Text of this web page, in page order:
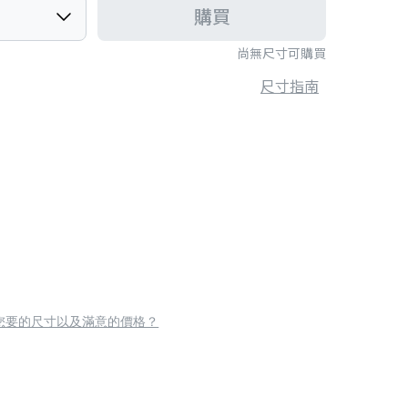
尚無尺寸可購買
購買
尺寸指南
要的尺寸以及滿意的價格？